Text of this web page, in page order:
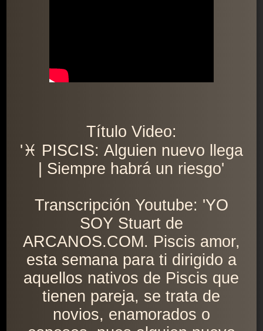
Título Video:
'♓ PISCIS: Alguien nuevo llega
| Siempre habrá un riesgo'
Transcripción Youtube: 'YO
SOY Stuart de
ARCANOS.COM. Piscis amor,
esta semana para ti dirigido a
aquellos nativos de Piscis que
tienen pareja, se trata de
novios, enamorados o